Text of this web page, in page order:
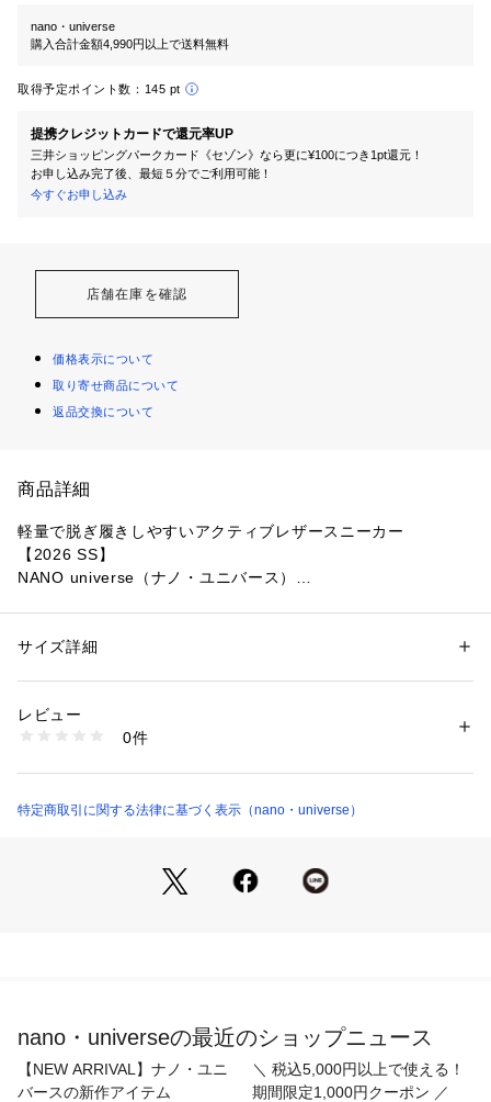
nano・universe
購入合計金額4,990円以上で送料無料
取得予定ポイント数： 145 pt
提携クレジットカードで還元率UP
三井ショッピングパークカード《セゾン》なら更に¥100につき1pt還元！
お申し込み完了後、最短５分でご利用可能！
今すぐお申し込み
店舗在庫を確認
価格表示について
取り寄せ商品について
返品交換について
商品詳細
軽量で脱ぎ履きしやすいアクティブレザースニーカー
【2026 SS】
NANO universe（ナノ・ユニバース）
◆
た、ベロを持ち上げるだけで簡単に脱ぎ履きできるレザースニ
ーカー。キレイめスタイルからカジュアルなシーンまで幅広く
■デザイン
・紐先をチップに止めた脱ぎ履きのしやすい1足
■カラー展開
・スタイリングを選ばないホワイトとブラックの2色展開
性別：メンズ
素材：（甲皮の使用材）牛革 ポリエステル（底材の種類）合成底
洗濯：-
※詳しい洗濯方法については、商品の品質表示タグをご覧ください
6686134201 （ショップ）
サイズ詳細
レビュー
0件
特定商取引に関する法律に基づく表示（nano・universe）
nano・universeの最近のショップニュース
【NEW ARRIVAL】ナノ・ユニ
バースの新作アイテム
＼ 税込5,000円以上で使える！
期間限定1,000円クーポン ／